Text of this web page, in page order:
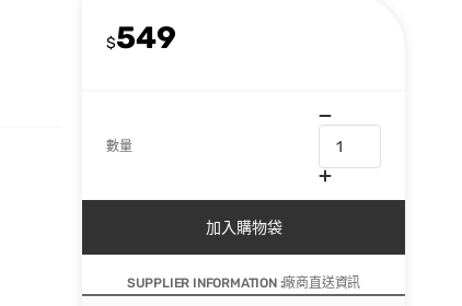
$549
數量
加入購物袋
SUPPLIER INFORMATION :廠商直送資訊